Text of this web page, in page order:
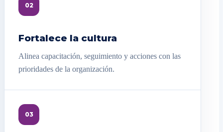
02
Fortalece la cultura
Alinea capacitación, seguimiento y acciones con las
prioridades de la organización.
03